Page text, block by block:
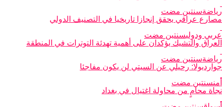
رياضةسنتين مضت
مصارع عراقي يحقق إنجازا تاريخيا في التصنيف الدولي
عربي ودوليسنتين مضت
العراق والتشيك يؤكدان على أهمية تهدئة التوترات في المنطقة
رياضةسنتين مضت
جوارديولا: رحيلي عن السيتي لن يكون مفاجئا
أمنسنتين مضت
نجاة محامٍ من محاولة اغتيال في بغداد